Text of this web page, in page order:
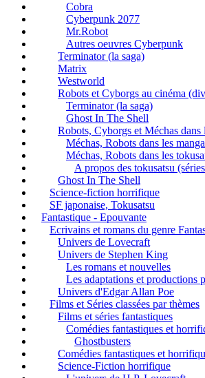
Cobra
Cyberpunk 2077
Mr.Robot
Autres oeuvres Cyberpunk
Terminator (la saga)
Matrix
Westworld
Robots et Cyborgs au cinéma
Terminator (la saga)
Ghost In The Shell
Robots, Cyborgs et Méchas dans
Méchas, Robots dans les
Méchas, Robots dans les
A propos des tokusatsu
Ghost In The Shell
Science-fiction horrifique
SF japonaise, Tokusatsu
Fantastique - Epouvante
Ecrivains et romans du genre
Univers de Lovecraft
Univers de Stephen King
Les romans et nouvelles
Les adaptations et productions
Univers d'Edgar Allan Poe
Films et Séries classées par thèmes
Films et séries fantastiques
Comédies fantastiques et
Ghostbusters
Comédies fantastiques et
Science-Fiction horrifique